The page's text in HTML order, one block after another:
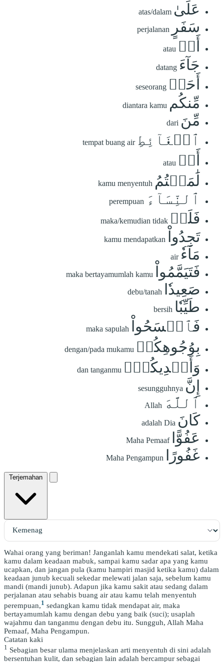
عَلَىٰ atas/dalam
سَفَرٍ perjalanan
أَوۡ atau
جَآءَ datang
أَحَدٞ seseorang
مِّنكُم diantara kamu
مِّنَ dari
ٱلۡغَآئِطِ tempat buang air
أَوۡ atau
لَٰمَسۡتُمُ kamu menyentuh
ٱلنِّسَآءَ perempuan
فَلَمۡ maka/kemudian tidak
تَجِدُواْ kamu mendapatkan
مَآءٗ air
فَتَيَمَّمُواْ maka bertayamumlah kamu
صَعِيدٗا debu/tanah
طَيِّبٗا bersih
فَٱمۡسَحُواْ maka sapulah
بِوُجُوهِكُمۡ dengan/pada mukamu
وَأَيۡدِيكُمۡۗ dan tanganmu
إِنَّ sesungguhnya
ٱللَّهَ Allah
كَانَ adalah Dia
عَفُوًّا Maha Pemaaf
غَفُورًا Maha Pengampun
Terjemahan
Wahai orang yang beriman! Janganlah kamu mendekati salat, ketika
kamu dalam keadaan mabuk, sampai kamu sadar apa yang kamu
ucapkan, dan jangan pula (kamu hampiri masjid ketika kamu) dalam
keadaan junub kecuali sekedar melewati jalan saja, sebelum kamu
mandi (mandi junub). Adapun jika kamu sakit atau sedang dalam
perjalanan atau sehabis buang air atau kamu telah menyentuh
perempuan,1 sedangkan kamu tidak mendapat air, maka
bertayamumlah kamu dengan debu yang baik (suci); usaplah
wajahmu dan tanganmu dengan debu itu. Sungguh, Allah Maha
Pemaaf, Maha Pengampun.
Catatan kaki
1 Sebagian besar ulama menjelaskan arti menyentuh di sini adalah
bersentuhan kulit, dan sebagian lain adalah bercampur sebagai